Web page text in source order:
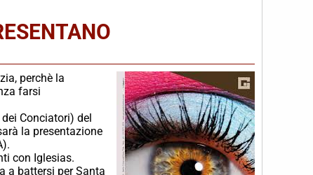
perchè la
farsi
Conciatori) del
la presentazione
con Iglesias.
a battersi per Santa